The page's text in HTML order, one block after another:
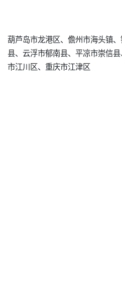
葫芦岛市龙港区、儋州市海头镇
县、云浮市郁南县、平凉市崇信
市江川区、重庆市江津区